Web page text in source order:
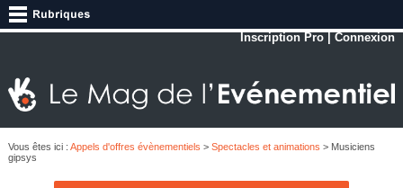
Inscription Pro |Connexion
Vous êtes ici : Appels d'offres évènementiels > Spectacles et animations > Musiciens
gipsys